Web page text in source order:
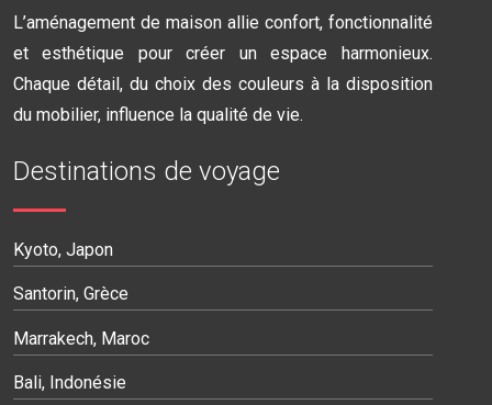
L’aménagement de maison allie confort, fonctionnalité
et esthétique pour créer un espace harmonieux.
Chaque détail, du choix des couleurs à la disposition
du mobilier, influence la qualité de vie.
Destinations de voyage
Kyoto, Japon
Santorin, Grèce
Marrakech, Maroc
Bali, Indonésie